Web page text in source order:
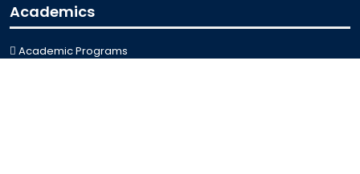
Academics
Academic Programs